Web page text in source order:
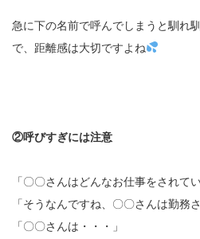
急に下の名前で呼んでしまうと馴れ
で、距離感は大切ですよね
②呼びすぎには注意
「〇〇さんはどんなお仕事をされて
「そうなんですね、〇〇さんは勤務
「〇〇さんは・・・」